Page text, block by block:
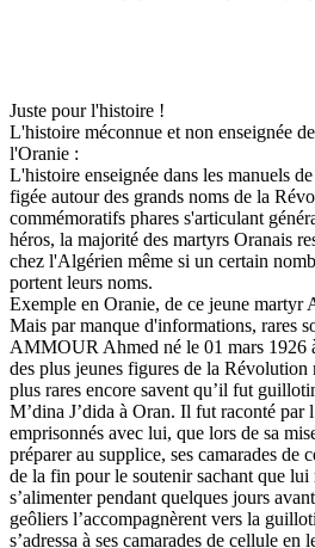
Juste pour l'histoire !
L'histoire méconnue et non enseignée
l'Oranie :
L'histoire enseignée dans les manuels
figée autour des grands noms de la
commémoratifs phares s'articulant
héros, la majorité des martyrs Oranais
chez l'Algérien même si un certain
portent leurs noms.
Exemple en Oranie, de ce jeune
Mais par manque d'informations, rares
AMMOUR Ahmed né le 01 mars 1926
des plus jeunes figures de la Révolution
plus rares encore savent qu’il fut
M’dina J’dida à Oran. Il fut raconté par
emprisonnés avec lui, que lors de sa
préparer au supplice, ses camarades de
de la fin pour le soutenir sachant que lui
s’alimenter pendant quelques jours
geôliers l’accompagnèrent vers la
s’adressa à ses camarades de cellule